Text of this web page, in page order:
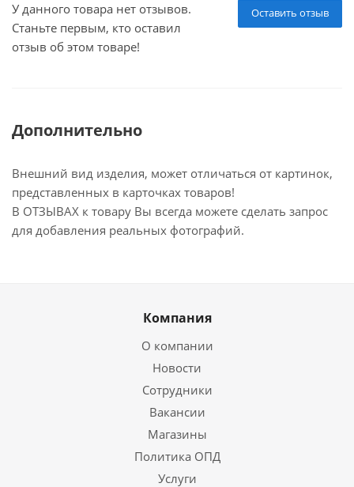
Оставить отзыв
У данного товара нет отзывов.
Станьте первым, кто оставил
отзыв об этом товаре!
Дополнительно
Внешний вид изделия, может отличаться от картинок,
представленных в карточках товаров!
В ОТЗЫВАХ к товару Вы всегда можете сделать запрос
для добавления реальных фотографий.
Компания
О компании
Новости
Сотрудники
Вакансии
Магазины
Политика ОПД
Услуги